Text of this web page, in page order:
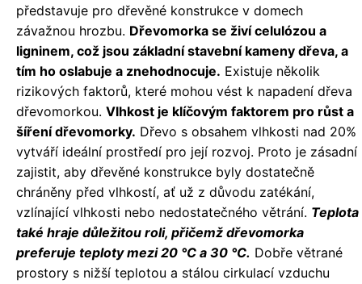
představuje pro dřevěné konstrukce v domech
závažnou hrozbu. Dřevomorka se živí celulózou a
ligninem, což jsou základní stavební kameny dřeva, a
tím ho oslabuje a znehodnocuje. Existuje několik
rizikových faktorů, které mohou vést k napadení dřeva
dřevomorkou. Vlhkost je klíčovým faktorem pro růst a
šíření dřevomorky. Dřevo s obsahem vlhkosti nad 20%
vytváří ideální prostředí pro její rozvoj. Proto je zásadní
zajistit, aby dřevěné konstrukce byly dostatečně
chráněny před vlhkostí, ať už z důvodu zatékání,
vzlínající vlhkosti nebo nedostatečného větrání. Teplota
také hraje důležitou roli, přičemž dřevomorka
preferuje teploty mezi 20 °C a 30 °C. Dobře větrané
prostory s nižší teplotou a stálou cirkulací vzduchu